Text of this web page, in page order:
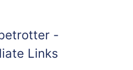
-
Links